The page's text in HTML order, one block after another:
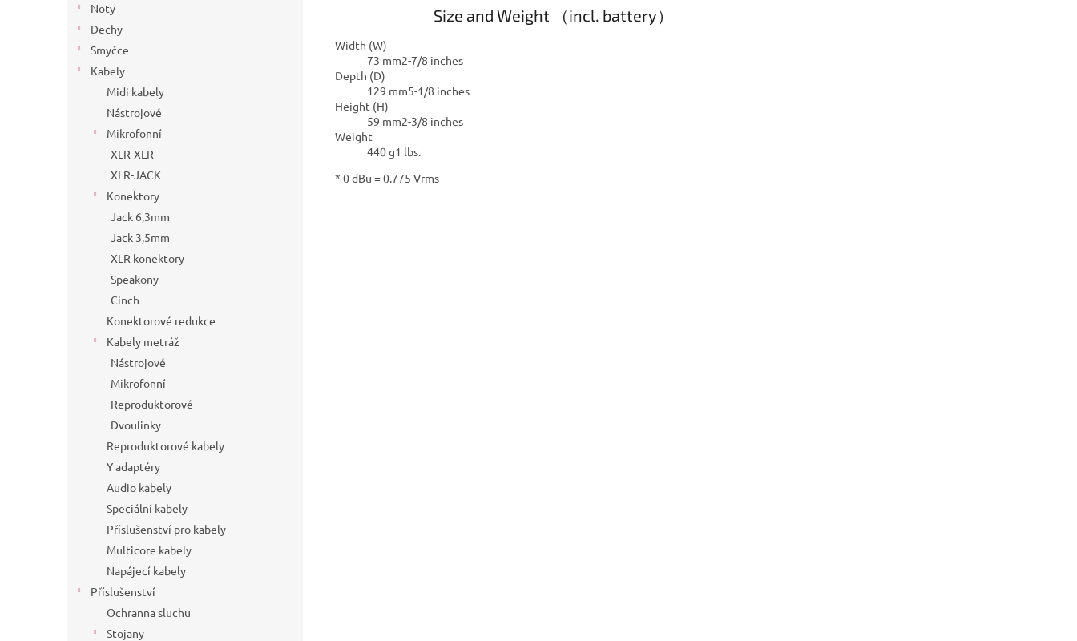
Noty
Dechy
Smyčce
Kabely
Midi kabely
Nástrojové
Mikrofonní
XLR-XLR
XLR-JACK
Konektory
Jack 6,3mm
Jack 3,5mm
XLR konektory
Speakony
Cinch
Konektorové redukce
Kabely metráž
Nástrojové
Mikrofonní
Reproduktorové
Dvoulinky
Reproduktorové kabely
Y adaptéry
Audio kabely
Speciální kabely
Příslušenství pro kabely
Multicore kabely
Napájecí kabely
Příslušenství
Ochranna sluchu
Stojany
Size and Weight （incl. battery）
Width (W)
73 mm2-7/8 inches
Depth (D)
129 mm5-1/8 inches
Height (H)
59 mm2-3/8 inches
Weight
440 g1 lbs.
* 0 dBu = 0.775 Vrms